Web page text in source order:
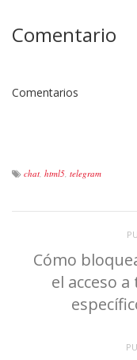
Comentario
Comentarios
chat html5 telegram
Cómo
el acceso